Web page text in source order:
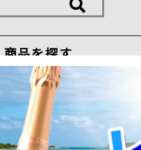
商品を探す
熊本地震の影響によ